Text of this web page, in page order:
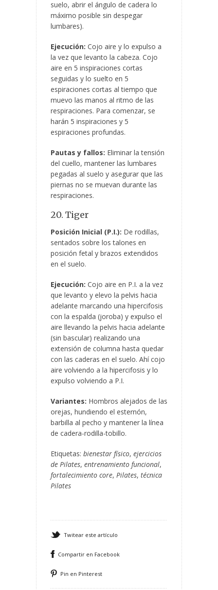
suelo, abrir el ángulo de cadera lo
máximo posible sin despegar
lumbares).
Ejecución: Cojo aire y lo expulso a
la vez que levanto la cabeza. Cojo
aire en 5 inspiraciones cortas
seguidas y lo suelto en 5
espiraciones cortas al tiempo que
muevo las manos al ritmo de las
respiraciones. Para comenzar, se
harán 5 inspiraciones y 5
espiraciones profundas.
Pautas y fallos: Eliminar la tensión
del cuello, mantener las lumbares
pegadas al suelo y asegurar que las
piernas no se muevan durante las
respiraciones.
20. Tiger
Posición Inicial (P.I.): De rodillas,
sentados sobre los talones en
posición fetal y brazos extendidos
en el suelo.
Ejecución: Cojo aire en P.I. a la vez
que levanto y elevo la pelvis hacia
adelante marcando una hipercifosis
con la espalda (joroba) y expulso el
aire llevando la pelvis hacia adelante
(sin bascular) realizando una
extensión de columna hasta quedar
con las caderas en el suelo. Ahí cojo
aire volviendo a la hipercifosis y lo
expulso volviendo a P.I.
Variantes: Hombros alejados de las
orejas, hundiendo el esternón,
barbilla al pecho y mantener la línea
de cadera-rodilla-tobillo.
Etiquetas: bienestar físico, ejercicios
de Pilates, entrenamiento funcional,
fortalecimiento core, Pilates, técnica
Pilates
Twitear este artículo
Compartir en Facebook
Pin en Pinterest